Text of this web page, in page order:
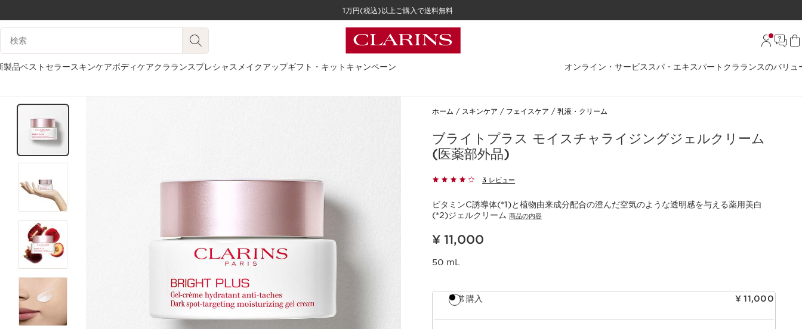
コンテンツへ移動
1万円(税込)以上ご購入で送料無料
検索候補
製品ベストセラースキンケアボディケアクラランスプレシャス メイクアップギフト・キット キャンペーン オンライン・サービス スパ・エキスパート クラランスのバリュ
ホーム スキンケア フェイスケア 乳液・クリーム
ブライトプラス モイスチャライジングジェルクリーム
(医薬部外品)
3 レビュー
ビタミンC誘導体(*1)と植物由来成分配合の澄んだ空気のような透明感を与える薬用美白
(*2)ジェルクリーム 商品の内容
現在表示中の製品の価格 ¥ 11,000
¥ 11,000
50 mL
通常購入 ¥ 11,000